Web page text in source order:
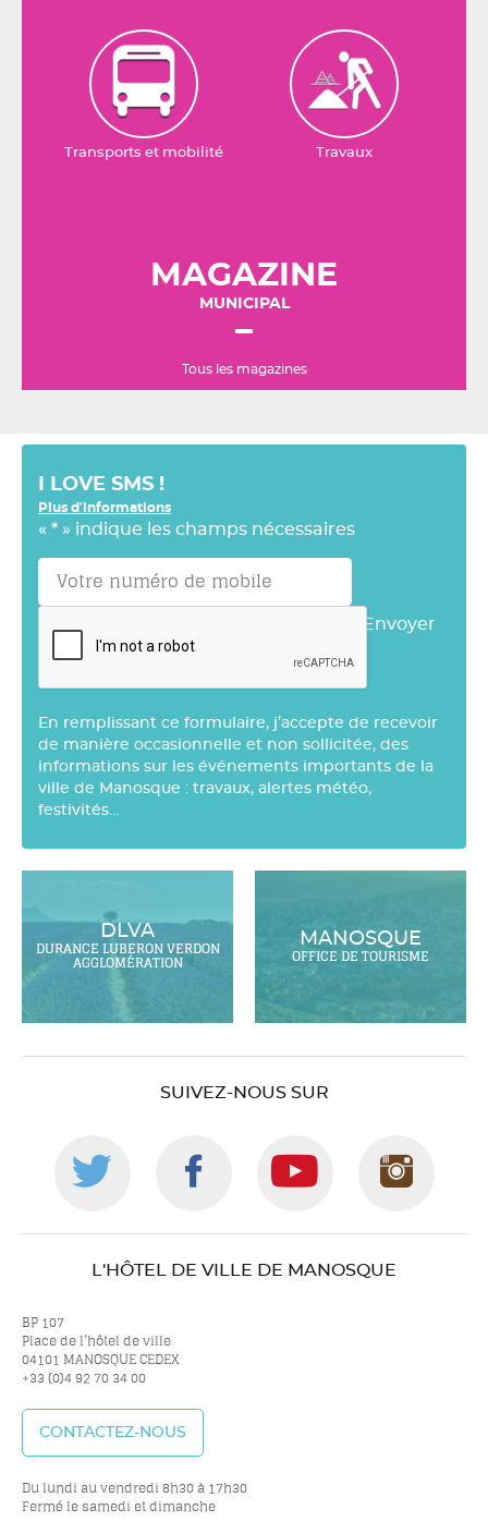
Transports et mobilité Travaux
MAGAZINE
MUNICIPAL
Tous les magazines
I LOVE SMS !
Plus d'informations
« * » indique les champs nécessaires
Envoyer
En remplissant ce formulaire, j’accepte de recevoir
de manière occasionnelle et non sollicitée, des
informations sur les événements importants de la
ville de Manosque : travaux, alertes météo,
festivités…
DLVA
DURANCE LUBERON VERDON
AGGLOMÉRATION
MANOSQUE
OFFICE DE TOURISME
SUIVEZ-NOUS SUR
Suivez-
nous
sur
twitter
Suivez-
nous
facebook
Suivez-
nous
L'HÔTEL DE VILLE DE MANOSQUE
BP 107
Place de l’hôtel de ville
04101 MANOSQUE CEDEX
+33 (0)4 92 70 34 00
CONTACTEZ-NOUS
Du lundi au vendredi 8h30 à 17h30
Fermé le samedi et dimanche